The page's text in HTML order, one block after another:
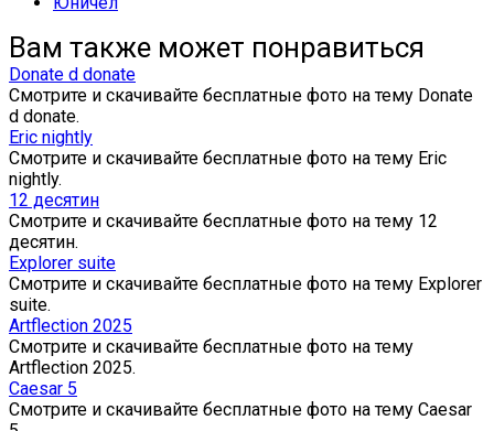
Вам также может понравиться
Donate d donate
Смотрите и скачивайте бесплатные фото на тему Donate
d donate.
Eric nightly
Смотрите и скачивайте бесплатные фото на тему Eric
nightly.
12 десятин
Смотрите и скачивайте бесплатные фото на тему 12
десятин.
Explorer suite
Смотрите и скачивайте бесплатные фото на тему Explorer
suite.
Artflection 2025
Смотрите и скачивайте бесплатные фото на тему
Artflection 2025.
Caesar 5
Смотрите и скачивайте бесплатные фото на тему Caesar